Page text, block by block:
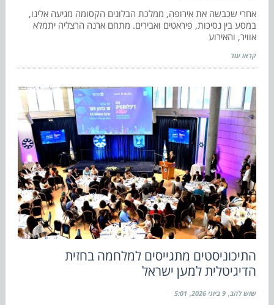
אחרי שכבשה את אירופה, ממלכת הבלונים הקסומה מגיעה אלינו,
במסע בין נסיכות, פיראטים ואבירים. מתחם ארנה הרצליה יתמלא
אוויר, והאירוע
קראו עוד
התיכוניסטים מתגייסים למלחמה בחזית
הדיגיטלית למען ישראל
שוש להב 9 ביוני 2026 5:01